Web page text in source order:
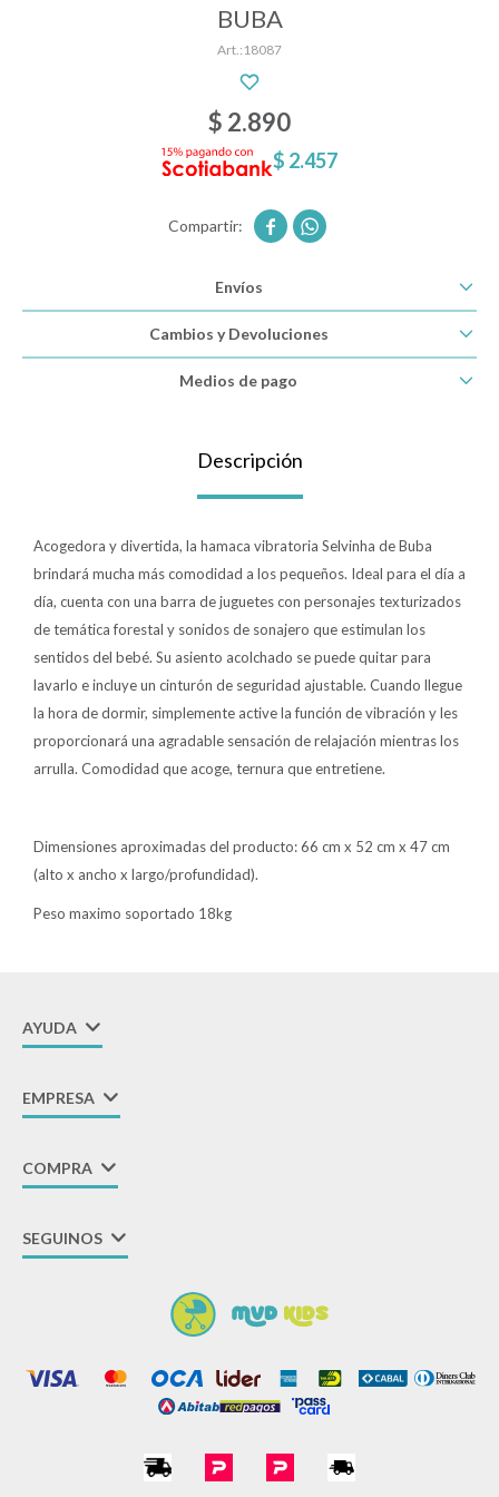
BUBA
18087
$ 2.890
$ 2.457
 
Envíos
Cambios y Devoluciones
Medios de pago
Descripción
Acogedora y divertida, la hamaca vibratoria Selvinha de Buba
brindará mucha más comodidad a los pequeños. Ideal para el día a
día, cuenta con una barra de juguetes con personajes texturizados
de temática forestal y sonidos de sonajero que estimulan los
sentidos del bebé. Su asiento acolchado se puede quitar para
lavarlo e incluye un cinturón de seguridad ajustable. Cuando llegue
la hora de dormir, simplemente active la función de vibración y les
proporcionará una agradable sensación de relajación mientras los
arrulla. Comodidad que acoge, ternura que entretiene.
Dimensiones aproximadas del producto: 66 cm x 52 cm x 47 cm
(alto x ancho x largo/profundidad).
Peso maximo soportado 18kg
AYUDA
EMPRESA
COMPRA
SEGUINOS
Paseo y seguridad
Estimulación primera infancia
Juguetes
Bolsos y mochilas maternales
Lentes
Vestimenta
Contacto